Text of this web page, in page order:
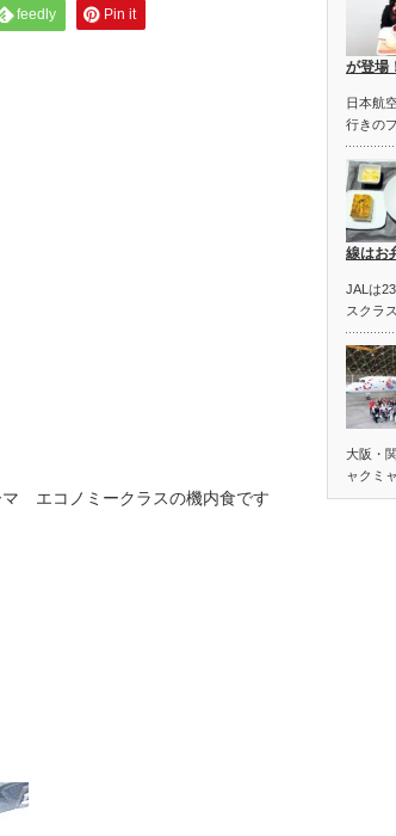
feedly Pin it
エコノミークラスの機内食です
が登場
日本航
行きの
線はお
JALは
スクラ
大阪・
ャクミ